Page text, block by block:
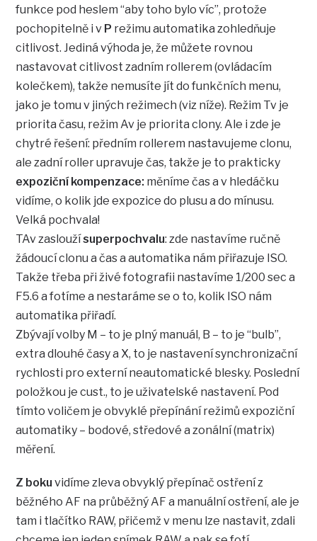
funkce pod heslem “aby toho bylo víc”, protože
pochopitelně i v P režimu automatika zohledňuje
citlivost. Jediná výhoda je, že můžete rovnou
nastavovat citlivost zadním rollerem (ovládacím
kolečkem), takže nemusíte jít do funkčních menu,
jako je tomu v jiných režimech (viz níže). Režim Tv je
priorita času, režim Av je priorita clony. Ale i zde je
chytré řešení: předním rollerem nastavujeme clonu,
ale zadní roller upravuje čas, takže je to prakticky
expoziční kompenzace: měníme čas a v hledáčku
vidíme, o kolik jde expozice do plusu a do mínusu.
Velká pochvala!
TAv zasloužísuperpochvalu: zde nastavíme ručně
žádoucí clonu a čas a automatika nám přiřazuje ISO.
Takže třeba při živé fotografii nastavíme 1/200 sec a
F5.6 a fotíme a nestaráme se o to, kolik ISO nám
automatika přiřadí.
Zbývají volby M – to je plný manuál, B – to je “bulb”,
extra dlouhé časy a X, to je nastavení synchronizační
rychlosti pro externí neautomatické blesky. Poslední
položkou je cust., to je uživatelské nastavení. Pod
tímto voličem je obvyklé přepínání režimů expoziční
automatiky – bodové, středové a zonální (matrix)
měření.
Z bokuvidíme zleva obvyklý přepínač ostření z
běžného AF na průběžný AF a manuální ostření, ale je
tam i tlačítko RAW, přičemž v menu lze nastavit, zdali